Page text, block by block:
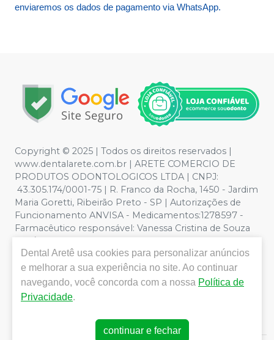
enviaremos os dados de pagamento via WhatsApp.
Copyright © 2025 | Todos os direitos reservados |
www.dentalarete.com.br | ARETE COMERCIO DE
PRODUTOS ODONTOLOGICOS LTDA | CNPJ:
43.305.174/0001-75 | R. Franco da Rocha, 1450 - Jardim
Maria Goretti, Ribeirão Preto - SP | Autorizações de
Funcionamento ANVISA - Medicamentos:1278597 -
Farmacêutico responsável: Vanessa Cristina de Souza
CRF/SP nº 52627 | Política de Privacidade e Segurança -
Fotos meramente ilustrativas - Os preços e condições
da loja virtual estão sujeitos a alterações. Em caso de
divergência de preços no site, o valor válido é o do
Carrinho de Compra. Não vendemos por atacado, por
isso nos reservamos o direito de não atender compras
de grandes volumes pelo site.
Dental Aretê usa cookies para personalizar anúncios
e melhorar a sua experiência no site. Ao continuar
navegando, você concorda com a nossa Política de
Privacidade.
continuar e fechar